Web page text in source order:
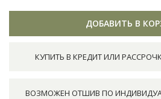
ДОБАВИТЬ В
КУПИТЬ В КРЕДИТ ИЛИ
ВОЗМОЖЕН ОТШИВ ПО